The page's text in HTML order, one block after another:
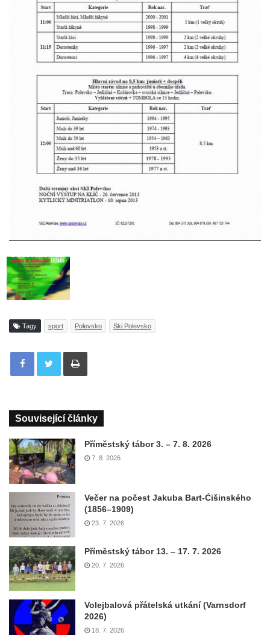
Tagy sport Polevsko Ski Polevsko
Tisknout
Související články
Příměstský tábor 3. – 7. 8. 2026
7. 8. 2026
Večer na počest Jakuba Bart-Ćišinského
(1856–1909)
23. 7. 2026
Příměstský tábor 13. – 17. 7. 2026
20. 7. 2026
Volejbalová přátelská utkání (Varnsdorf
2026)
18. 7. 2026